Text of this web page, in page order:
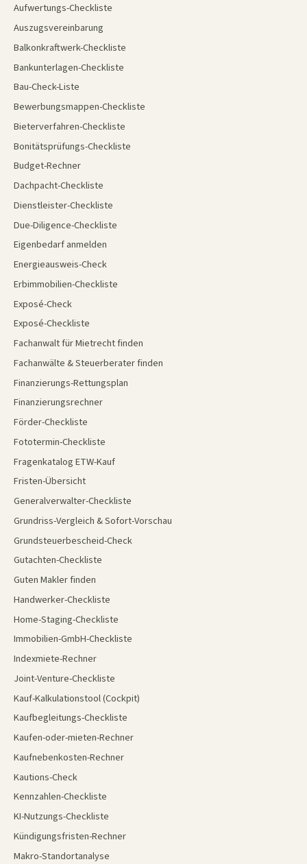
Aufwertungs-Checkliste
Auszugsvereinbarung
Balkonkraftwerk-Checkliste
Bankunterlagen-Checkliste
Bau-Check-Liste
Bewerbungsmappen-Checkliste
Bieterverfahren-Checkliste
Bonitätsprüfungs-Checkliste
Budget-Rechner
Dachpacht-Checkliste
Dienstleister-Checkliste
Due-Diligence-Checkliste
Eigenbedarf anmelden
Energieausweis-Check
Erbimmobilien-Checkliste
Exposé-Check
Exposé-Checkliste
Fachanwalt für Mietrecht finden
Fachanwälte & Steuerberater finden
Finanzierungs-Rettungsplan
Finanzierungsrechner
Förder-Checkliste
Fototermin-Checkliste
Fragenkatalog ETW-Kauf
Fristen-Übersicht
Generalverwalter-Checkliste
Grundriss-Vergleich & Sofort-Vorschau
Grundsteuerbescheid-Check
Gutachten-Checkliste
Guten Makler finden
Handwerker-Checkliste
Home-Staging-Checkliste
Immobilien-GmbH-Checkliste
Indexmiete-Rechner
Joint-Venture-Checkliste
Kauf-Kalkulationstool (Cockpit)
Kaufbegleitungs-Checkliste
Kaufen-oder-mieten-Rechner
Kaufnebenkosten-Rechner
Kautions-Check
Kennzahlen-Checkliste
KI-Nutzungs-Checkliste
Kündigungsfristen-Rechner
Makro-Standortanalyse